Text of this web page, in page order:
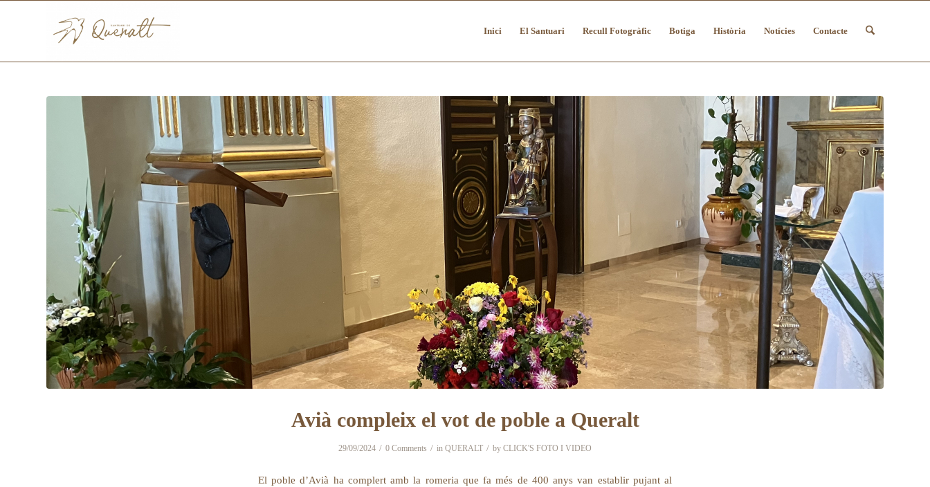
Inici El Santuari Recull Fotogràfic Botiga Història Notícies Contacte
Avià compleix el vot de poble a Queralt
29/09/2024 / 0 Comments / in QUERALT / by CLICK'S FOTO I VIDEO
El poble d’Avià ha complert amb la romeria que fa més de 400 anys van establir pujant al